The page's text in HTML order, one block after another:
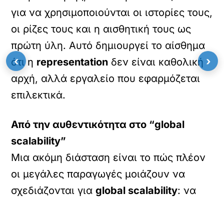
για να χρησιμοποιούνται οι ιστορίες τους,
οι ρίζες τους και η αισθητική τους ως
πρώτη ύλη. Αυτό δημιουργεί το αίσθημα
ότι η representation δεν είναι καθολική
αρχή, αλλά εργαλείο που εφαρμόζεται
επιλεκτικά.
Από την αυθεντικότητα στο “global
scalability”
Μια ακόμη διάσταση είναι το πώς πλέον
οι μεγάλες παραγωγές μοιάζουν να
σχεδιάζονται γιαglobal scalability: να
‹ ›